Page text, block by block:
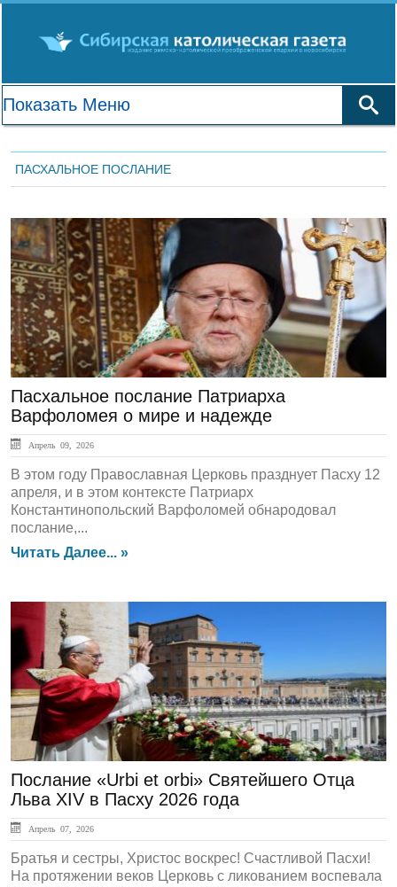
ПАСХАЛЬНОЕ ПОСЛАНИЕ
ЛЕНТА НОВОСТЕЙ
Пасхальное послание Патриарха
Варфоломея о мире и надежде
Апрель 09, 2026
В этом году Православная Церковь празднует Пасху 12
апреля, и в этом контексте Патриарх
Константинопольский Варфоломей обнародовал
послание,...
Читать Далее... »
Admin
Послание «Urbi et orbi» Святейшего Отца
Льва XIV в Пасху 2026 года
Апрель 07, 2026
Братья и сестры, Христос воскрес! Счастливой Пасхи!
На протяжении веков Церковь с ликованием воспевала